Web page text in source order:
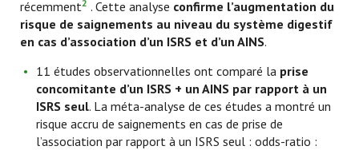
récemment2 . Cette analyse confirme l’augmentation du
risque de saignements au niveau du système digestif
en cas d’association d’un ISRS et d’un AINS.
11 études observationnelles ont comparé la prise
concomitante d’un ISRS + un AINS par rapport à un
ISRS seul. La méta-analyse de ces études a montré un
risque accru de saignements en cas de prise de
l’association par rapport à un ISRS seul : odds-ratio :